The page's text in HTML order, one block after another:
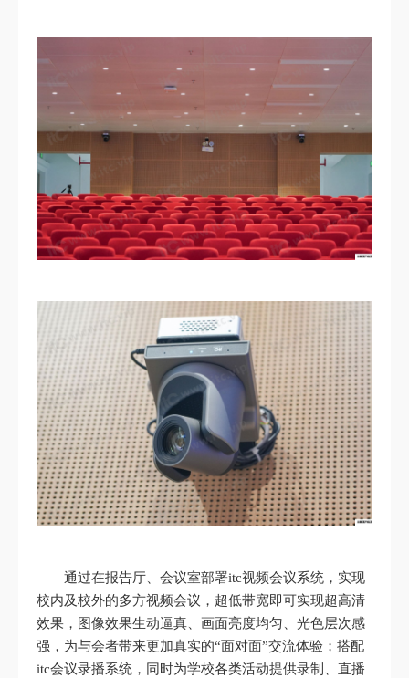
通过在报告厅、会议室部署itc视频会议系统，实现
校内及校外的多方视频会议，超低带宽即可实现超高清
效果，图像效果生动逼真、画面亮度均匀、光色层次感
强，为与会者带来更加真实的“面对面”交流体验；搭配
itc会议录播系统，同时为学校各类活动提供录制、直播